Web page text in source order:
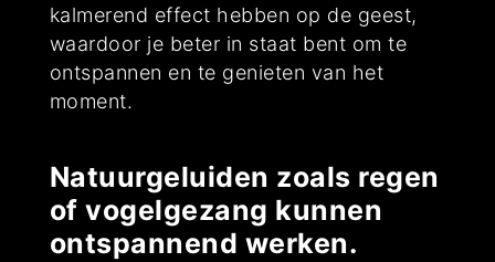
kalmerend effect hebben op de geest,
waardoor je beter in staat bent om te
ontspannen en te genieten van het
moment.
Natuurgeluiden zoals regen
of vogelgezang kunnen
ontspannend werken.